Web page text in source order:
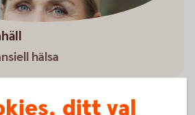
hälsa
ditt val